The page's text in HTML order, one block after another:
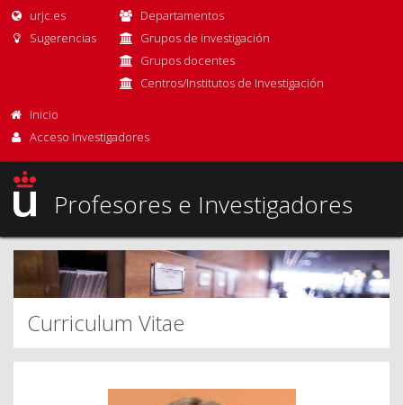
urjc.es
Sugerencias
Departamentos
Grupos de investigación
Grupos docentes
Centros/Institutos de Investigación
Inicio
Acceso Investigadores
Profesores e Investigadores
Curriculum Vitae